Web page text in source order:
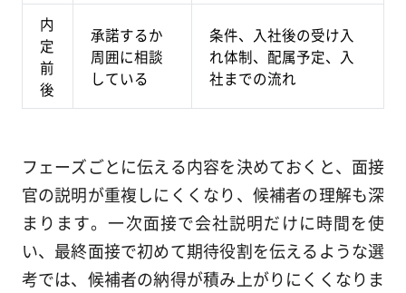
内
定
前
後
承諾するか
周囲に相談
している
条件、入社後の受け入
れ体制、配属予定、入
社までの流れ
フェーズごとに伝える内容を決めておくと、面接
官の説明が重複しにくくなり、候補者の理解も深
まります。一次面接で会社説明だけに時間を使
い、最終面接で初めて期待役割を伝えるような選
考では、候補者の納得が積み上がりにくくなりま